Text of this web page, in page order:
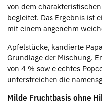
von dem
begleitet. Das Ergebnis ist
mit einem angenehm
Apfelstücke, kandierte
Grundlage der Mischung.
von 4 % sowie echtes
unterstreichen die
Milde Fruchtbasis ohne